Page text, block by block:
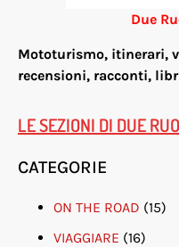
Due
Mototurismo, itinerari,
recensioni, racconti,
LE SEZIONI DI DUE
CATEGORIE
ON THE ROAD (15)
VIAGGIARE (16)